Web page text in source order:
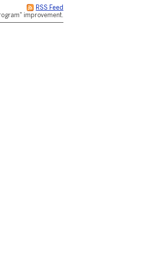
RSS Feed
improvement.